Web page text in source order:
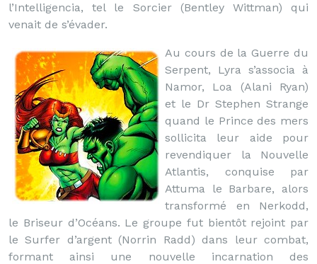
l’Intelligencia, tel le Sorcier (Bentley Wittman) qui
venait de s’évader.
Au cours de la Guerre du
Serpent, Lyra s’associa à
Namor, Loa (Alani Ryan)
et le Dr Stephen Strange
quand le Prince des mers
sollicita leur aide pour
revendiquer la Nouvelle
Atlantis, conquise par
Attuma le Barbare, alors
transformé en Nerkodd,
le Briseur d’Océans. Le groupe fut bientôt rejoint par
le Surfer d’argent (Norrin Radd) dans leur combat,
formant ainsi une nouvelle incarnation des